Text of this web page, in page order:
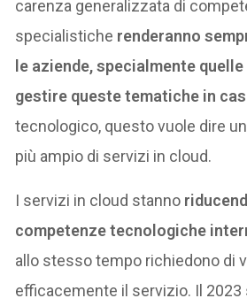
carenza generalizzata di
specialistiche renderanno
le aziende, specialmente
gestire queste tematiche in
tecnologico, questo vuole dire
più ampio di servizi in cloud.
I servizi in cloud stanno
competenze tecnologiche
allo stesso tempo richiedono di
efficacemente il servizio. Il 2023